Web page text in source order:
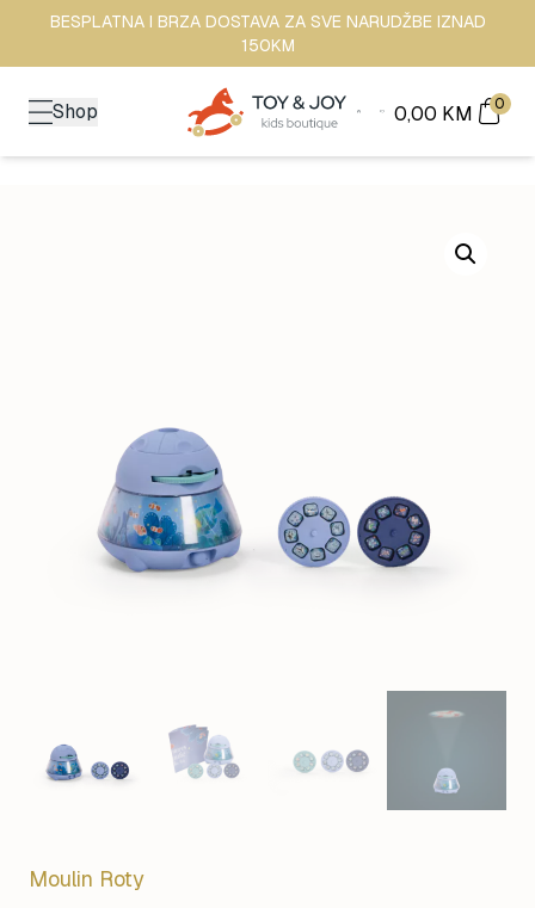
BESPLATNA I BRZA DOSTAVA ZA SVE NARUDŽBE IZNAD
150KM
Shop 0,00 KM 0
Moulin Roty